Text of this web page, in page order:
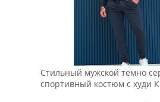
Стильный мужской темно
спортивный костюм с худи